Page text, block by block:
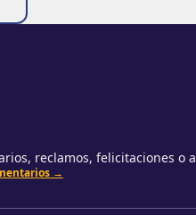
reclamos, felicitaciones o
→